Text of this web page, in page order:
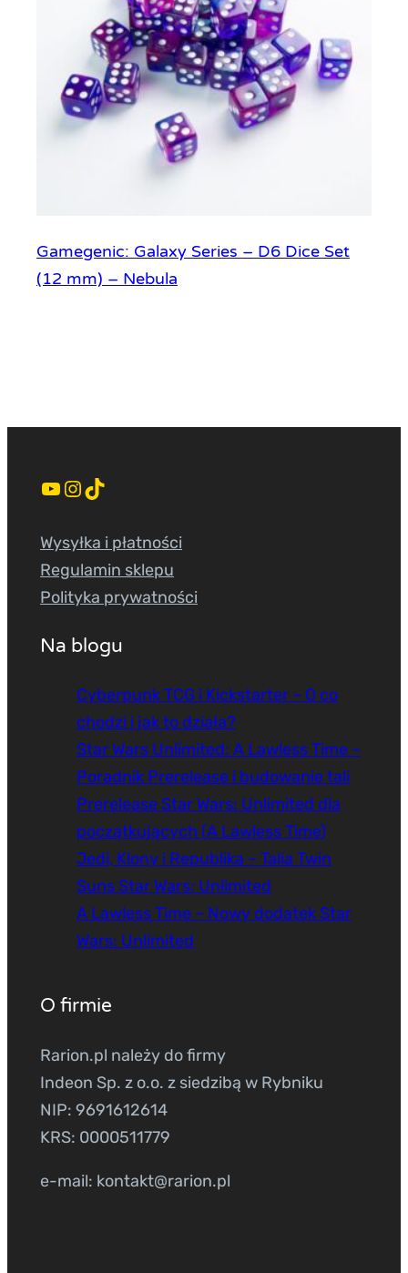
Gamegenic: Galaxy Series – D6 Dice Set
(12 mm) – Nebula
YouTube InstagramTikTok
Wysyłka i płatności
Regulamin sklepu
Polityka prywatności
Na blogu
Cyberpunk TCG i Kickstarter – O co
chodzi i jak to działa?
Star Wars Unlimited: A Lawless Time –
Poradnik Prerelease i budowanie tali
Prerelease Star Wars: Unlimited dla
początkujących (A Lawless Time)
Jedi, Klony i Republika – Talia Twin
Suns Star Wars: Unlimited
A Lawless Time – Nowy dodatek Star
Wars: Unlimited
O firmie
Rarion.pl należy do firmy
Indeon Sp. z o.o. z siedzibą w Rybniku
NIP: 9691612614
KRS: 0000511779
e-mail: kontakt@rarion.pl